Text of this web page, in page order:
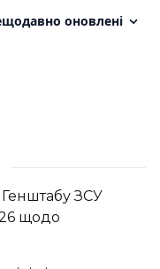
ЗСУ
щодо